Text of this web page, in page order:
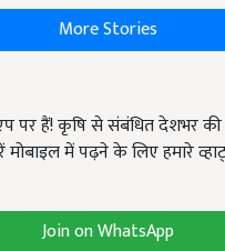
More Stories
पर हैं! कृषि से संबंधित देशभर
में पढ़ने के लिए हमारे
Join on WhatsApp